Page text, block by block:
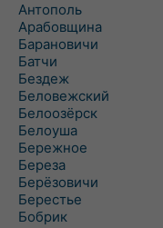
Антополь
Арабовщина
Барановичи
Батчи
Бездеж
Беловежский
Белоозёрск
Белоуша
Бережное
Береза
Берёзовичи
Берестье
Бобрик